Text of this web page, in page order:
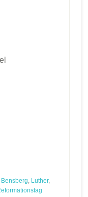
Bensberg, Luther,